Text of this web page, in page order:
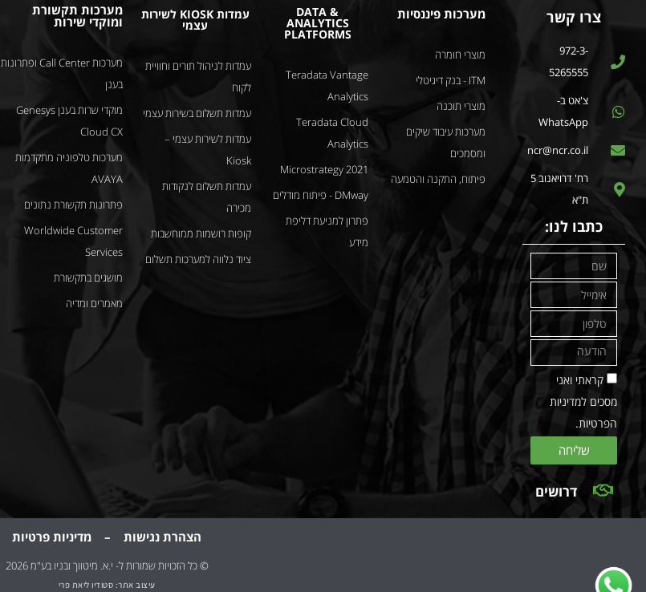
צרו קשר
972-3-
5265555
צ'אט ב-
WhatsApp
ncr@ncr.co.il
רח' דרויאנוב 5
ת"א
כתבו לנו:
קראתי ואני
מסכים למדיניות
הפרטיות.
שליחה
דרושים
מערכות פיננסיות
מוצרי חומרה
ITM - בנק דיגיטלי
מוצרי תוכנה
מערכות עיבוד שיקים
ומסמכים
פיתוח, התקנה והטמעה
DATA &
ANALYTICS
PLATFORMS
Teradata Vantage
Analytics
Teradata Cloud
Analytics
Microstrategy 2021
DMway - פיתוח מודלים
פתרון למניעת דליפת
מידע
עמדות KIOSK לשירות
עצמי
עמדות לניהול תורים וחוויית
לקוח
עמדות תשלום בשירות עצמי
עמדות לשירות עצמי –
Kiosk
עמדות תשלום לנקודות
מכירה
קופות רושמות ממוחשבות
ציוד נלווה למערכות תשלום
מערכות תקשורת
ומוקדי שירות
מערכות Call Center ופתרונות
בענן
מוקדי שרות בענן Genesys
Cloud CX
מערכות טלפוניה מתקדמות
AVAYA
פתרונות תקשורת נתונים
Worldwide Customer
Services
מושגים בתקשורת
מאמרים ומדיה
הצהרת נגישות – מדיניות פרטיות
© כל הזכויות שמורות ל- י.א. מיטווך ובניו בע"מ 2026
עיצוב אתר: סטודיו ליאת פרי